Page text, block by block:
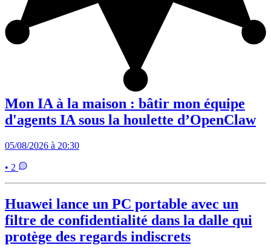
Mon IA à la maison : bâtir mon équipe
d'agents IA sous la houlette d’OpenClaw
05/08/2026 à 20:30
• 2
Huawei lance un PC portable avec un
filtre de confidentialité dans la dalle qui
protège des regards indiscrets